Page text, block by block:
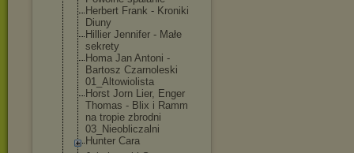
Herbert Frank - Kroniki
Diuny
Hillier Jennifer - Małe
sekrety
Homa Jan Antoni -
Bartosz Czarnoleski
01_Altowiolista
Horst Jorn Lier, Enger
Thomas - Blix i Ramm
na tropie zbrodni
03_Nieobliczal ni
Hunter Cara